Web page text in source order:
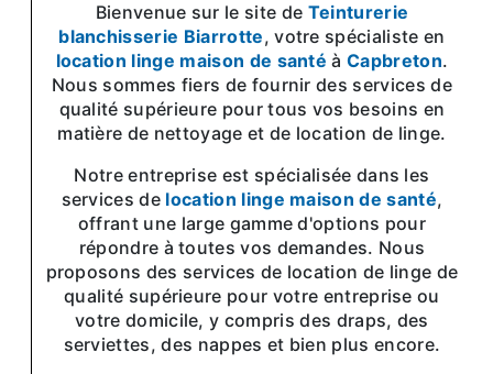
Bienvenue sur le site de Teinturerie
blanchisserie Biarrotte, votre spécialiste en
location linge maison de santé àCapbreton.
Nous sommes fiers de fournir des services de
qualité supérieure pour tous vos besoins en
matière de nettoyage et de location de linge.
Notre entreprise est spécialisée dans les
services de location linge maison de santé,
offrant une large gamme d'options pour
répondre à toutes vos demandes. Nous
proposons des services de location de linge de
qualité supérieure pour votre entreprise ou
votre domicile, y compris des draps, des
serviettes, des nappes et bien plus encore.